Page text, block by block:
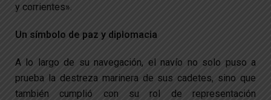
y corrientes».
Un símbolo de paz y diplomacia
A lo largo de su navegación, el navío no solo puso a
prueba la destreza marinera de sus cadetes, sino que
también cumplió con su rol de representación